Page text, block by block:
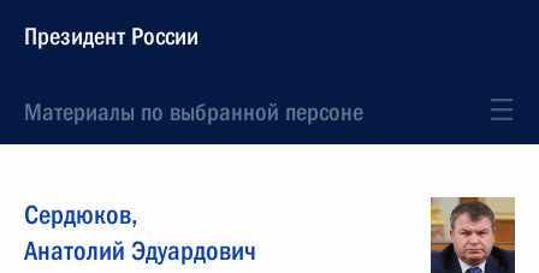
Президент России
Материалы по выбранной персоне
Сердюков,
Анатолий Эдуардович